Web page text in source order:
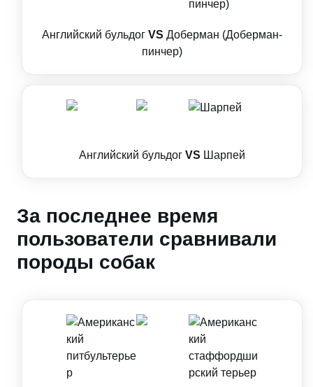
Английский бульдог VS Доберман (Доберман-
пинчер)
Английский бульдог VS Шарпей
За последнее время
пользователи сравнивали
породы собак